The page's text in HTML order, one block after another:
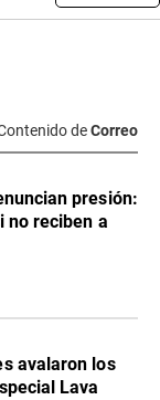
deCorreo
presión:
no reciben a
avalaron los
Lava